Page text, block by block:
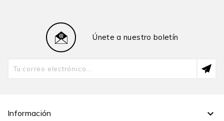
The University of Queensland, en Australia.
Únete a nuestro boletín
Información 